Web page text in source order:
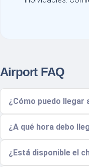
Airport FAQ
¿Cómo puedo
¿A qué hora debo
¿Está disponible el